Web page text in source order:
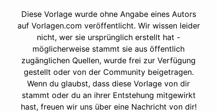
Diese Vorlage wurde ohne Angabe eines Autors
auf Vorlagen.com veröffentlicht. Wir wissen leider
nicht, wer sie ursprünglich erstellt hat -
möglicherweise stammt sie aus öffentlich
zugänglichen Quellen, wurde frei zur Verfügung
gestellt oder von der Community beigetragen.
Wenn du glaubst, dass diese Vorlage von dir
stammt oder du an ihrer Entstehung mitgewirkt
hast, freuen wir uns über eine Nachricht von dir!